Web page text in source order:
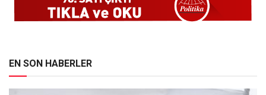
EN SON HABERLER